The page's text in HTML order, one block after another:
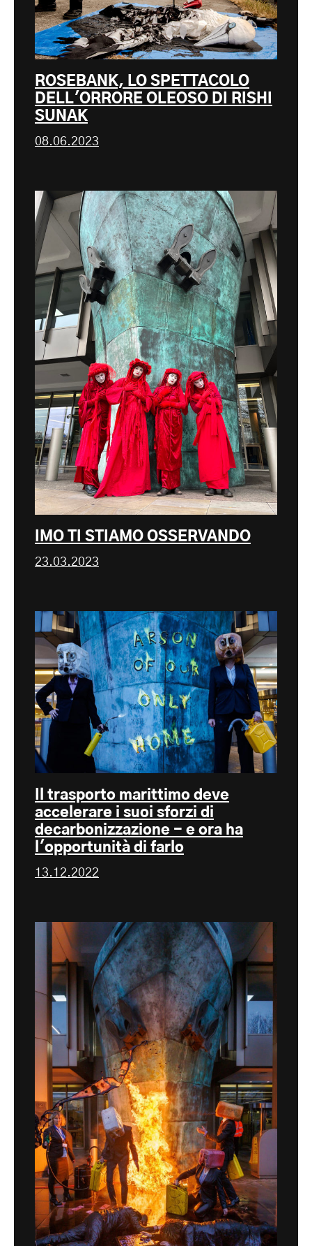
ROSEBANK, LO SPETTACOLO
DELL'ORRORE OLEOSO DI RISHI
SUNAK
08.06.2023
IMO TI STIAMO OSSERVANDO
23.03.2023
Il trasporto marittimo deve
accelerare i suoi sforzi di
decarbonizzazione - e ora ha
l'opportunità di farlo
13.12.2022